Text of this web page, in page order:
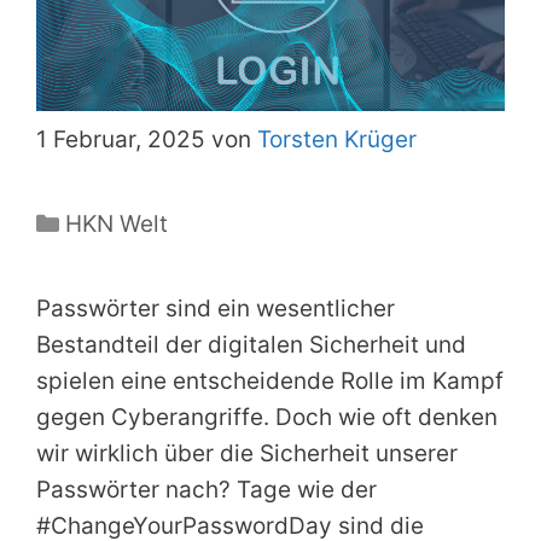
1 Februar, 2025 von Torsten Krüger
Kategorien
HKN Welt
Passwörter sind ein wesentlicher
Bestandteil der digitalen Sicherheit und
spielen eine entscheidende Rolle im Kampf
gegen Cyberangriffe. Doch wie oft denken
wir wirklich über die Sicherheit unserer
Passwörter nach? Tage wie der
#ChangeYourPasswordDay sind die